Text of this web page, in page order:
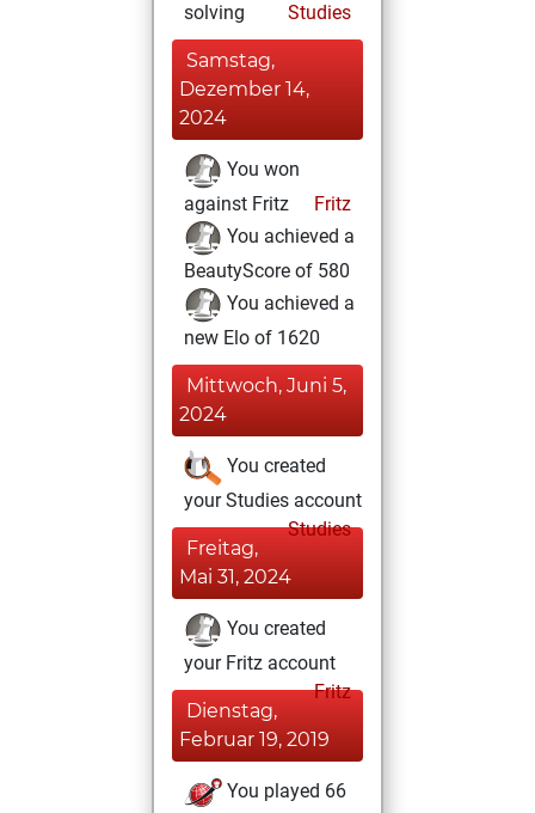
solving
Studies
Samstag,
Dezember 14,
2024
You won
against Fritz
Fritz
You achieved a
BeautyScore of 580
You achieved a
new Elo of 1620
Mittwoch, Juni 5,
2024
You created
your Studies account
Studies
Freitag,
Mai 31, 2024
You created
your Fritz account
Fritz
Dienstag,
Februar 19, 2019
You played 66